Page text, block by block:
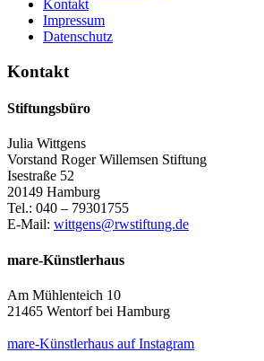
Kontakt
Impressum
Datenschutz
Kontakt
Stiftungsbüro
Julia Wittgens
Vorstand Roger Willemsen Stiftung
Isestraße 52
20149 Hamburg
Tel.: 040 – 79301755
E-Mail: wittgens@rwstiftung.de
mare-Künstlerhaus
Am Mühlenteich 10
21465 Wentorf bei Hamburg
mare-Künstlerhaus auf Instagram